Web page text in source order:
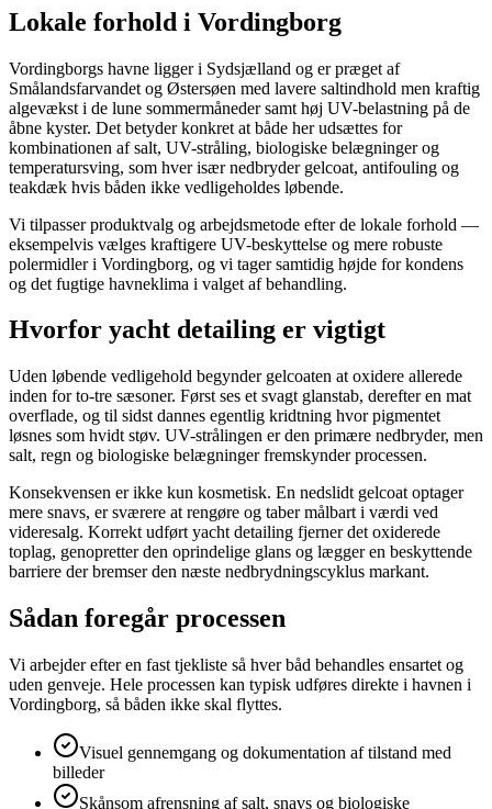
Lokale forhold i Vordingborg
Vordingborgs havne ligger i Sydsjælland og er præget af
Smålandsfarvandet og Østersøen med lavere saltindhold men kraftig
algevækst i de lune sommermåneder samt høj UV-belastning på de
åbne kyster. Det betyder konkret at både her udsættes for
kombinationen af salt, UV-stråling, biologiske belægninger og
temperatursving, som hver især nedbryder gelcoat, antifouling og
teakdæk hvis båden ikke vedligeholdes løbende.
Vi tilpasser produktvalg og arbejdsmetode efter de lokale forhold —
eksempelvis vælges kraftigere UV-beskyttelse og mere robuste
polermidler i Vordingborg, og vi tager samtidig højde for kondens
og det fugtige havneklima i valget af behandling.
Hvorfor yacht detailing er vigtigt
Uden løbende vedligehold begynder gelcoaten at oxidere allerede
inden for to-tre sæsoner. Først ses et svagt glanstab, derefter en mat
overflade, og til sidst dannes egentlig kridtning hvor pigmentet
løsnes som hvidt støv. UV-strålingen er den primære nedbryder, men
salt, regn og biologiske belægninger fremskynder processen.
Konsekvensen er ikke kun kosmetisk. En nedslidt gelcoat optager
mere snavs, er sværere at rengøre og taber målbart i værdi ved
videresalg. Korrekt udført yacht detailing fjerner det oxiderede
toplag, genopretter den oprindelige glans og lægger en beskyttende
barriere der bremser den næste nedbrydningscyklus markant.
Sådan foregår processen
Vi arbejder efter en fast tjekliste så hver båd behandles ensartet og
uden genveje. Hele processen kan typisk udføres direkte i havnen i
Vordingborg, så båden ikke skal flyttes.
Visuel gennemgang og dokumentation af tilstand med
billeder
Skånsom afrensning af salt, snavs og biologiske